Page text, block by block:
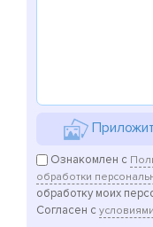
Ознакомлен с
обработки
обработку моих
Согласен с